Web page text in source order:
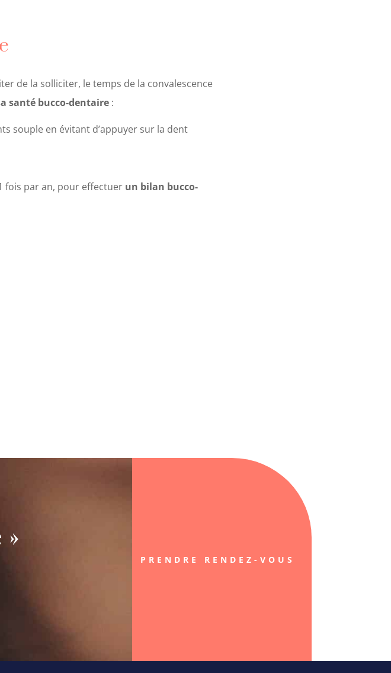
de la solliciter, le temps de la convalescence
santé bucco-dentaire:
souple en évitant d’appuyer sur la dent
fois par an, pour effectuer un bilan bucco-
PRENDRE RENDEZ-VOUS